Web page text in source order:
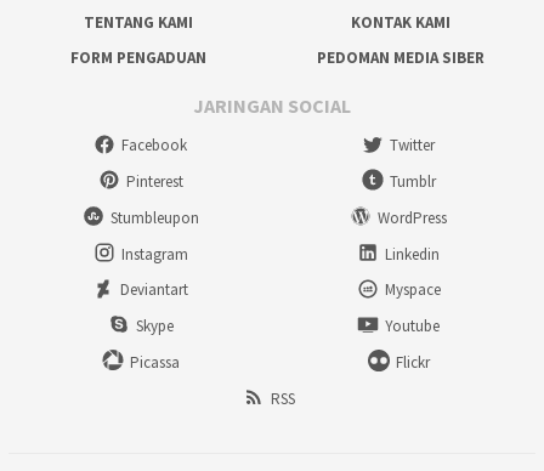
TENTANG KAMI
KONTAK KAMI
FORM PENGADUAN
PEDOMAN MEDIA SIBER
JARINGAN SOCIAL
Facebook
Twitter
Pinterest
Tumblr
Stumbleupon
WordPress
Instagram
Linkedin
Deviantart
Myspace
Skype
Youtube
Picassa
Flickr
RSS